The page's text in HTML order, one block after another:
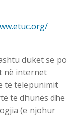
duket se po
në internet
të telepunimit
të dhunës dhe
(e njohur